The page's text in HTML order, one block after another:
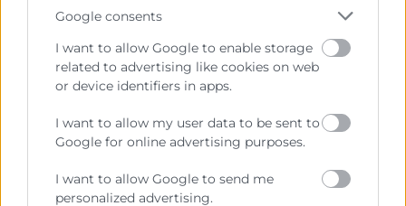
Google consents
I want to allow Google to enable storage
related to advertising like cookies on web
or device identifiers in apps.
I want to allow my user data to be sent to
Google for online advertising purposes.
I want to allow Google to send me
personalized advertising.
participantes.
Aquellos participantes que cumplan con al menos el
75% de asistencia recibirán un Diploma acreditativo
expedido por Cámara Valencia.